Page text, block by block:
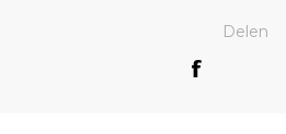
Delen